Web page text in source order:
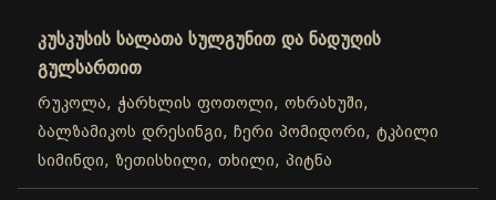
კუსკუსის სალათა სულგუნით და ნადუღის
გულსართით
რუკოლა, ჭარხლის ფოთოლი, ოხრახუში,
ბალზამიკოს დრესინგი, ჩერი პომიდორი, ტკბილი
სიმინდი, ზეთისხილი, თხილი, პიტნა